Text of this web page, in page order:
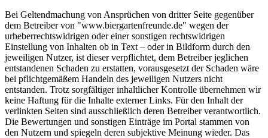
Bei Geltendmachung von Ansprüchen von dritter Seite gegenüber
dem Betreiber von "www.biergartenfreunde.de" wegen der
urheberrechtswidrigen oder einer sonstigen rechtswidrigen
Einstellung von Inhalten ob in Text – oder in Bildform durch den
jeweiligen Nutzer, ist dieser verpflichtet, dem Betreiber jeglichen
entstandenen Schaden zu erstatten, vorausgesetzt der Schaden wäre
bei pflichtgemäßem Handeln des jeweiligen Nutzers nicht
entstanden. Trotz sorgfältiger inhaltlicher Kontrolle übernehmen wir
keine Haftung für die Inhalte externer Links. Für den Inhalt der
verlinkten Seiten sind ausschließlich deren Betreiber verantwortlich.
Die Bewertungen und sonstigen Einträge im Portal stammen von
den Nutzern und spiegeln deren subjektive Meinung wieder. Das